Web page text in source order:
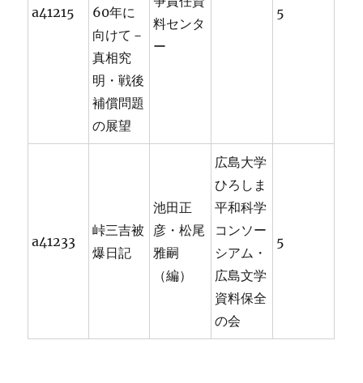
a41215
60年に
向けて－
真相究
明・戦後
補償問題
の展望
料センタ
ー
5
a41233
峠三吉被
爆日記
池田正
彦・松尾
雅嗣
（編）
広島大学
ひろしま
平和科学
コンソー
シアム・
広島文学
資料保全
の会
5